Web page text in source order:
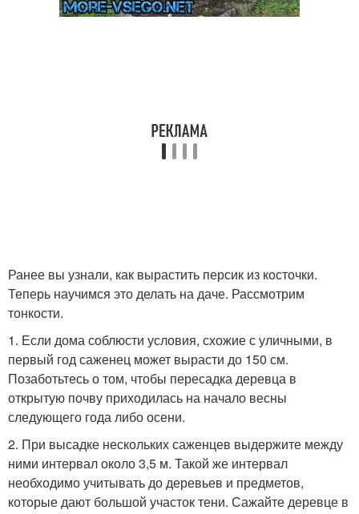
Ранее вы узнали, как вырастить персик из косточки.
Теперь научимся это делать на даче. Рассмотрим
тонкости.
1. Если дома соблюсти условия, схожие с уличными, в
первый год саженец может вырасти до 150 см.
Позаботьтесь о том, чтобы пересадка деревца в
открытую почву приходилась на начало весны
следующего года либо осени.
2. При высадке нескольких саженцев выдержите между
ними интервал около 3,5 м. Такой же интервал
необходимо учитывать до деревьев и предметов,
которые дают большой участок тени. Сажайте деревце в